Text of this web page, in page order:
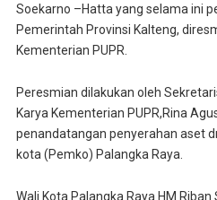
Soekarno –Hatta yang selama ini
Pemerintah Provinsi Kalteng,
Kementerian PUPR.
Peresmian dilakukan oleh
Karya Kementerian PUPR,Rina
penandatangan penyerahan aset
kota (Pemko) Palangka Raya.
Wali Kota Palangka Raya HM